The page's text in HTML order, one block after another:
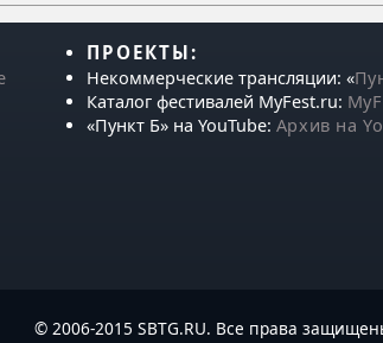
ПРОЕКТЫ:
Некоммерческие трансляции: «
Каталог фестивалей MyFest.ru:
«Пункт Б» на YouTube: Архив на
© 2006-2015 SBTG.RU. Все права